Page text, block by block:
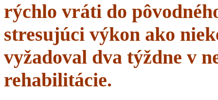
rýchlo vráti do
stresujúci výkon ako
vyžadoval dva týždne v
rehabilitácie.